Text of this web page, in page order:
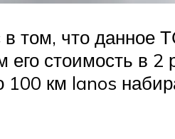
том, что данное
его стоимость в
км lanos